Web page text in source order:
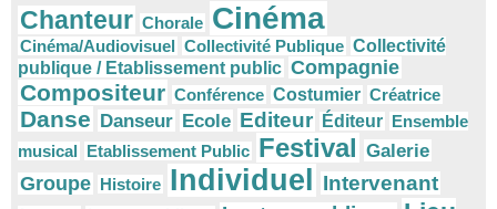
Chanteur Chorale Cinéma
Cinéma/Audiovisuel Collectivité Publique Collectivité
publique / Etablissement public Compagnie
Compositeur Conférence Costumier Créatrice
Danse Danseur Ecole Editeur Éditeur Ensemble
musical Etablissement Public Festival Galerie
Groupe Histoire Individuel Intervenant